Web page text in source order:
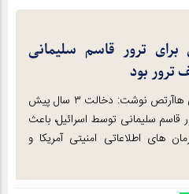
ترور قاسم سلیمانی
ترور بود
روزنامه اسرائیلی هاآرتص نوشت: دخالت ۳ سال پیش
قاسم سلیمانی توسط اسرائیل، باعث
های اطلاعاتی امنیتی آمریکا و